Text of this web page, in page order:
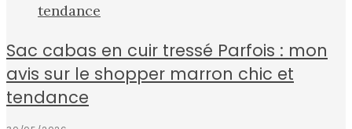
Sac cabas en cuir tressé Parfois : mon
avis sur le shopper marron chic et
tendance